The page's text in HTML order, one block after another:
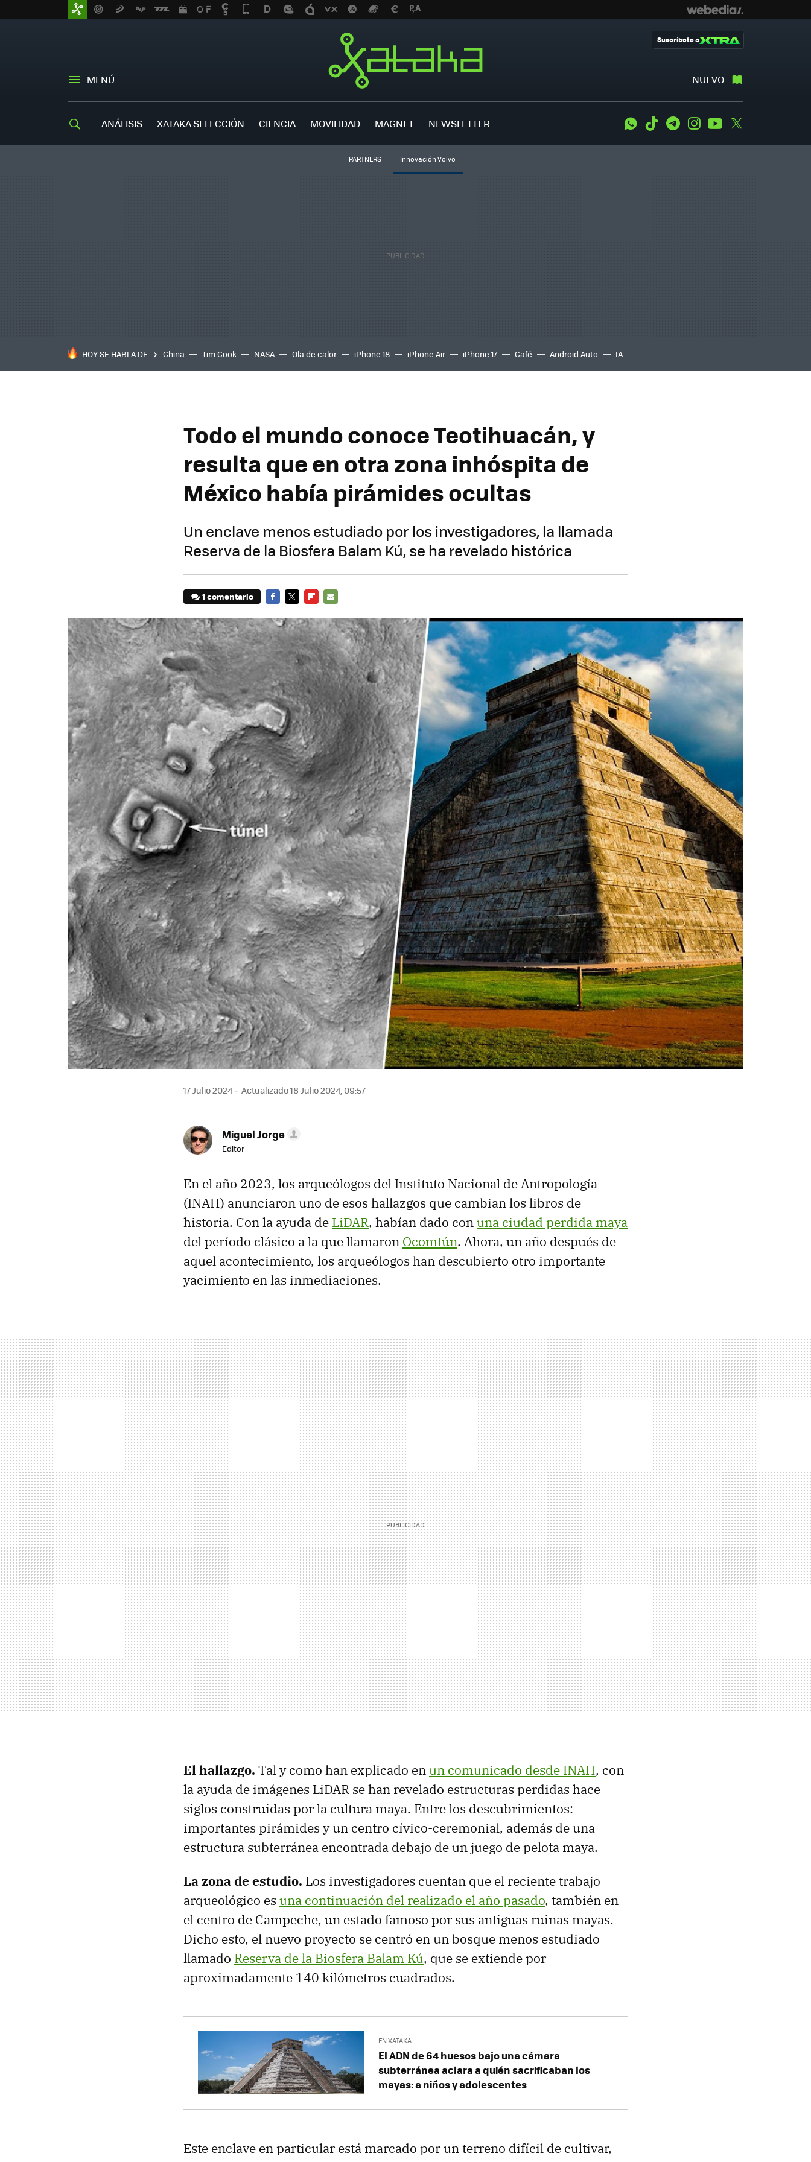
MENÚ NUEVO
Suscríbete a
ANÁLISIS XATAKA SELECCIÓN CIENCIA MOVILIDAD MAGNET NEWSLETTER WhatsApp
Tiktok TelegramInstagramYoutube
PARTNERS Innovación Volvo
HOY SE HABLA DE China Tim Cook NASA Ola de calor iPhone 18 iPhone Air iPhone 17 Café Android Auto IA
Todo el mundo conoce Teotihuacán, y
resulta que en otra zona inhóspita de
México había pirámides ocultas
Un enclave menos estudiado por los investigadores, la llamada
Reserva de la Biosfera Balam Kú, se ha revelado histórica
1 comentario
MAIL
17 Julio 2024 Actualizado 18 Julio 2024, 09:57
Miguel Jorge
Editor
En el año 2023, los arqueólogos del Instituto Nacional de Antropología
(INAH) anunciaron uno de esos hallazgos que cambian los libros de
historia. Con la ayuda de LiDAR, habían dado conuna ciudad perdida maya
del período clásico a la que llamaron Ocomtún. Ahora, un año después de
aquel acontecimiento, los arqueólogos han descubierto otro importante
yacimiento en las inmediaciones.
El hallazgo. Tal y como han explicado enun comunicado desde INAH, con
la ayuda de imágenes LiDAR se han revelado estructuras perdidas hace
siglos construidas por la cultura maya. Entre los descubrimientos:
importantes pirámides y un centro cívico-ceremonial, además de una
estructura subterránea encontrada debajo de un juego de pelota maya.
La zona de estudio. Los investigadores cuentan que el reciente trabajo
arqueológico es una continuación del realizado el año pasado, también en
el centro de Campeche, un estado famoso por sus antiguas ruinas mayas.
Dicho esto, el nuevo proyecto se centró en un bosque menos estudiado
llamado Reserva de la Biosfera Balam Kú, que se extiende por
aproximadamente 140 kilómetros cuadrados.
EN XATAKA
El ADN de 64 huesos bajo una cámara
subterránea aclara a quién sacrificaban los
mayas: a niños y adolescentes
Este enclave en particular está marcado por un terreno difícil de cultivar,